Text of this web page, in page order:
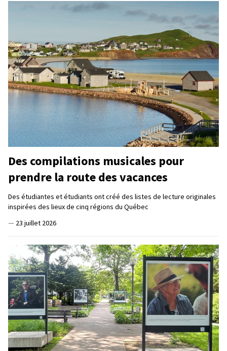
Des compilations musicales pour
prendre la route des vacances
Des étudiantes et étudiants ont créé des listes de lecture originales
inspirées des lieux de cinq régions du Québec
— 23 juillet 2026